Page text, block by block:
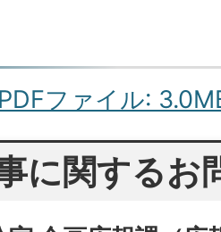
ファイル:
に関するお